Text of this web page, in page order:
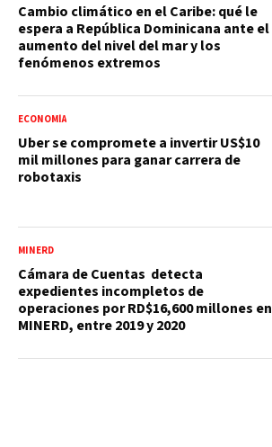
Cambio climático en el Caribe: qué le
espera a República Dominicana ante el
aumento del nivel del mar y los
fenómenos extremos
ECONOMÍA
Uber se compromete a invertir US$10
mil millones para ganar carrera de
robotaxis
MINERD
Cámara de Cuentas detecta
expedientes incompletos de
operaciones por RD$16,600 millones en
MINERD, entre 2019 y 2020